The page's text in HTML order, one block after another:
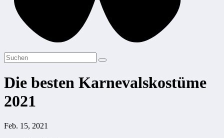
Die besten Karnevalskostüme
2021
Feb. 15, 2021